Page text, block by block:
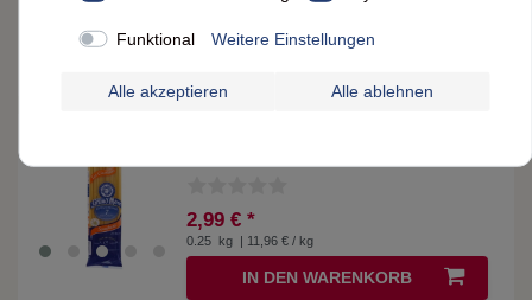
| 11,56 € / kg
ARTIKEL ANZEIGEN
2,99 € *
0.25 kg | 11,96 € / kg
IN DEN WARENKORB
Funktional Weitere Einstellungen
Alle akzeptieren Alle ablehnen